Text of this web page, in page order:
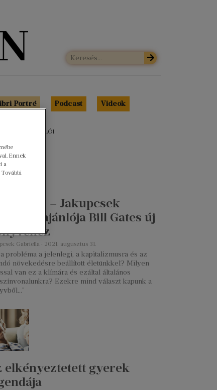
Portré Podcast Videók
AJÁNLÓI
jólét? – Jakupcsek
ajánlója Bill Gates új
Gabriella 2021. augusztus 31.
probléma a jelenlegi, a kapitalizmusra és az
növekedésre beállított életünkkel? Milyen
van ez a klímára és ezáltal általános
Ezekre mind választ kapunk a
elkényeztetett gyerek
Ennek
a